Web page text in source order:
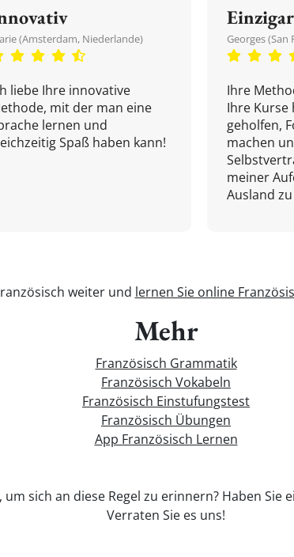
(Amsterdam, Niederlande)
liebe Ihre innovative
mit der man eine
lernen und
Spaß haben kann!
Georges (San
Ihre
Ihre Kurse
geholfen,
machen
meiner
Ausland
weiter und lernen Sie online
Mehr
Französisch Grammatik
Französisch Vokabeln
Französisch Einstufungstest
Französisch Übungen
App Französisch Lernen
sich an diese Regel zu erinnern? Haben
Verraten Sie es uns!